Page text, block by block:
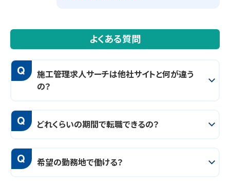
よくある質問
Q
施工管理求人サーチは他社サイトと何が違う
の？
Q どれくらいの期間で転職できるの？
Q 希望の勤務地で働ける？